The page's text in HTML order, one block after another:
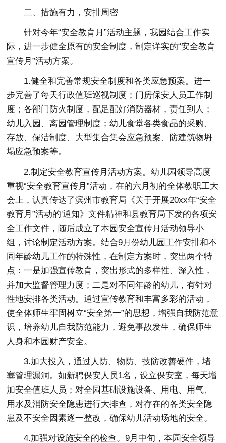
二、措施有力，安排周密
针对今年“安全教育月”活动主题，我园结合工作实
际，进一步健全原有的安全制度，制定详实的“安全教育
宣传月”活动方案。
1.健全和完善常规安全制度和各类应急预案。进一
步完善了每天行政值班巡视制度；门房保安人员工作制
度；各部门防火制度，配足配好消防器材，责任到人；
幼儿入园、离园管理制度；幼儿食堂各类食品的采购、
存放、保洁制度、大型集合集会应急预案、防建筑物坍
塌应急预案等。
2.制定安全教育宣传月活动方案。幼儿园领导高度
重视“安全教育宣传月”活动，在的六月初的全体教职工大
会上，认真传达了滨州市教育局《关于开展20xx年“安全
教育月”活动的'通知》文件精神和县教育局下发的各项安
全工作文件，随后成立了本园安全宣传月活动领导小
组，讨论制定活动方案。结合9月份幼儿园工作安排和不
同年龄幼儿工作的特殊性，在制定方案时，突出两个特
点：一是加强宣传教育，突出形式的多样性、深入性，
并加大监督管理力度；二是对不同年龄的幼儿，有针对
性地安排各类活动。通过宣传教育和丰富多彩的活动，
使全体师生牢固树立“安全第一”的思想，增强自我防范意
识，培养幼儿自我防范能力，避免事故发生，确保师生
人身和本园财产安全。
3.加大投入，通过人防、物防、技防改善硬件，堵
塞管理漏洞。如新聘保安人员1名，设立保安室，每天增
加安全值班人员；对全园基础设施设备、用电、用气、
用水及消防安全隐患进行大排查，对存在的各类安全隐
患及不安全因素逐一整改，确保幼儿活动场地的安全。
4.加强对设施安全的检查。9月中旬，本园安全领导